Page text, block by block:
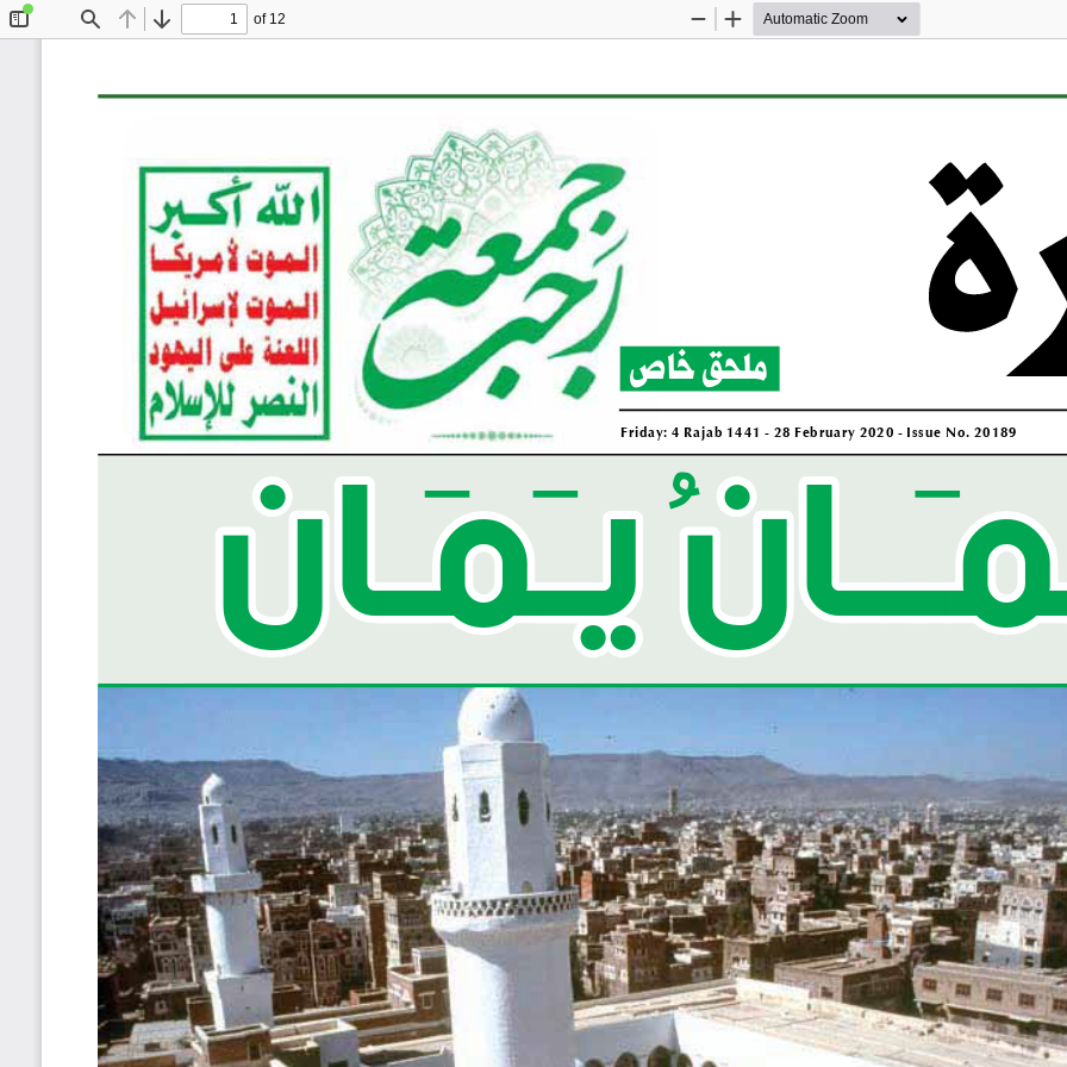
Find Previous
Next
of 12
Zoom
Zoom
ي��م��انFriday: 4 Rajab 1441 - 28 February 2020 - Issue No. 20189
ملحق خاص